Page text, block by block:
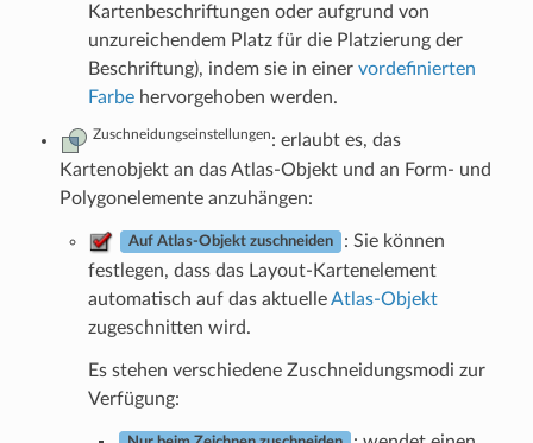
Kartenbeschriftungen oder aufgrund von
unzureichendem Platz für die Platzierung der
Beschriftung), indem sie in einer vordefinierten
Farbehervorgehoben werden.
Zuschneidungseinstellungen: erlaubt es, das
Kartenobjekt an das Atlas-Objekt und an Form- und
Polygonelemente anzuhängen:
Auf Atlas-Objekt zuschneiden
: Sie können
festlegen, dass das Layout-Kartenelement
automatisch auf das aktuelleAtlas-Objekt
zugeschnitten wird.
Es stehen verschiedene Zuschneidungsmodi zur
Verfügung: